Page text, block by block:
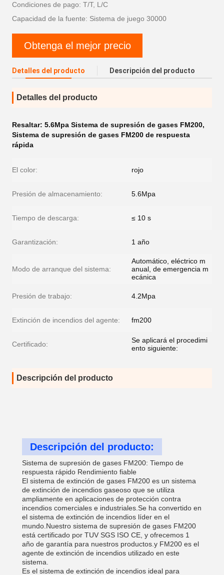
Condiciones de pago: T/T, L/C
Capacidad de la fuente: Sistema de juego 30000
Obtenga el mejor precio
Detalles del producto Descripción del producto
Detalles del producto
Resaltar: 5.6Mpa Sistema de supresión de gases FM200,
Sistema de supresión de gases FM200 de respuesta
rápida
El color: rojo
Presión de almacenamiento: 5.6Mpa
Tiempo de descarga: ≤ 10 s
Garantización: 1 año
Modo de arranque del sistema:
Automático, eléctrico m
anual, de emergencia m
ecánica
Presión de trabajo: 4.2Mpa
Extinción de incendios del agente: fm200
Certificado:
Se aplicará el procedimi
ento siguiente:
Descripción del producto
Descripción del producto:
Sistema de supresión de gases FM200: Tiempo de
respuesta rápido Rendimiento fiable
El sistema de extinción de gases FM200 es un sistema
de extinción de incendios gaseoso que se utiliza
ampliamente en aplicaciones de protección contra
incendios comerciales e industriales.Se ha convertido en
el sistema de extinción de incendios líder en el
mundo.Nuestro sistema de supresión de gases FM200
está certificado por TUV SGS ISO CE, y ofrecemos 1
año de garantía para nuestros productos.y FM200 es el
agente de extinción de incendios utilizado en este
sistema.
Es el sistema de extinción de incendios ideal para